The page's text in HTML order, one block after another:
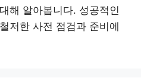
해 알아봅니다. 성공적인
저한 사전 점검과 준비에